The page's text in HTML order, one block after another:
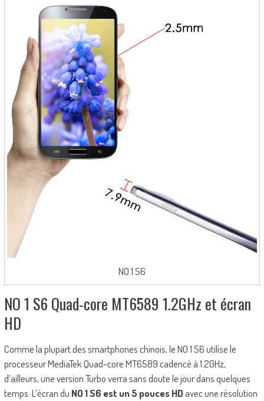
NO.1 S6
NO 1 S6 Quad-core MT6589 1.2GHz et écran
HD
Comme la plupart des smartphones chinois, le NO 1 S6 utilise le
processeur MediaTek Quad-core MT6589 cadencé à 1.2GHz,
d’ailleurs, une version Turbo verra sans doute le jour dans quelques
temps. L’écran du NO 1 S6 est un 5 pouces HD avec une résolution